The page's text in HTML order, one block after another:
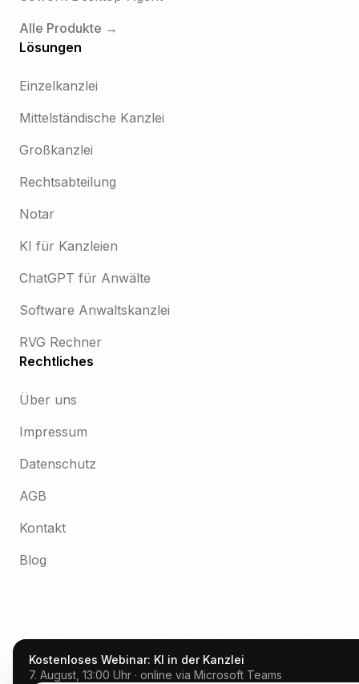
Alle Produkte →
Lösungen
Einzelkanzlei
Mittelständische Kanzlei
Großkanzlei
Rechtsabteilung
Notar
KI für Kanzleien
ChatGPT für Anwälte
Software Anwaltskanzlei
RVG Rechner
Rechtliches
Über uns
Impressum
Datenschutz
AGB
Kontakt
Blog
AnwaltGPT ist kein Anbieter von Rechtsberatung und die
Kostenloses Webinar: KI in der Kanzlei
7. August, 13:00 Uhr · online via Microsoft Teams